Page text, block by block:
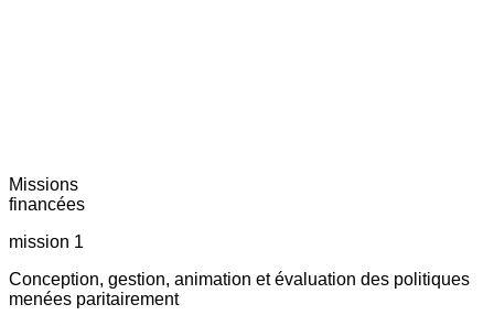
Missions
financées
mission 1
Conception, gestion, animation et évaluation des politiques
menées paritairement